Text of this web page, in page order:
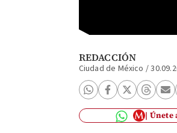
REDACCIÓN
Ciudad de México /
Únete